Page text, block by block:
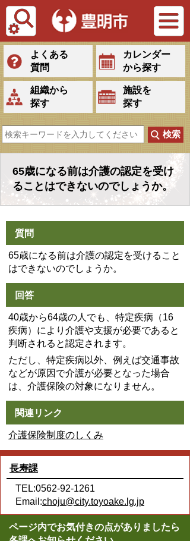
Tiếng Việt
よくある
質問
カレンダー
から探す
組織から
探す
施設を
探す
65歳になる前は介護の認定を受け
ることはできないのでしょうか。
質問
65歳になる前は介護の認定を受けること
はできないのでしょうか。
回答
40歳から64歳の人でも、特定疾病（16
疾病）により介護や支援が必要であると
判断されると認定されます。
ただし、特定疾病以外、例えば交通事故
などが原因で介護が必要となった場合
は、介護保険の対象になりません。
関連リンク
介護保険制度のしくみ
長寿課
TEL:0562-92-1261
Email:choju@city.toyoake.lg.jp
ページ内でお気付きの点がありましたら